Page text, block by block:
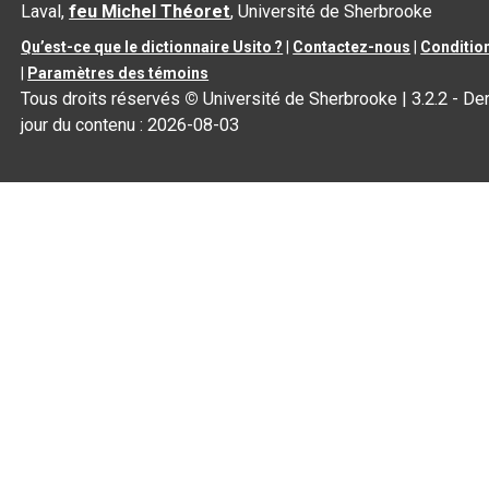
Laval,feu Michel Théoret, Université de Sherbrooke
Qu’est-ce que le dictionnaire Usito ? Contactez-nous
Paramètres des témoins
Tous droits réservés © Université de Sherbrooke |3.2.2 -
jour du contenu :2026-08-03